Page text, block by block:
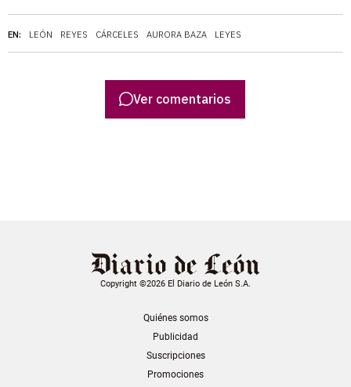
EN: LEÓN REYES CÁRCELES AURORA BAZA LEYES
Ver comentarios
Copyright ©2026 El Diario de León S.A.
Quiénes somos
Publicidad
Suscripciones
Promociones